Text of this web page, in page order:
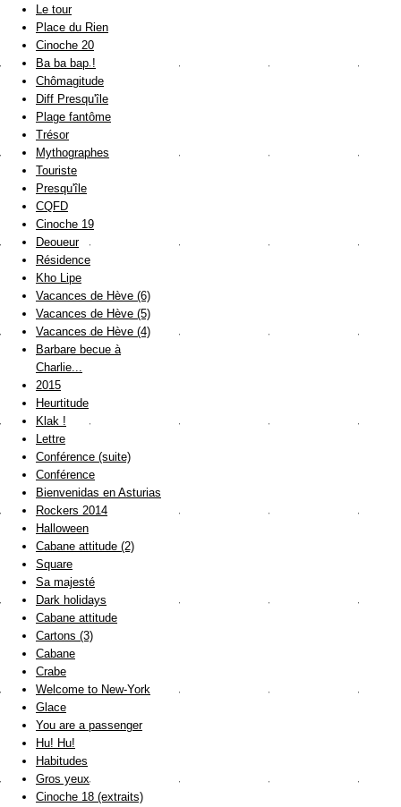
Le tour
Place du Rien
Cinoche 20
Ba ba bap !
Chômagitude
Diff Presqu'île
Plage fantôme
Trésor
Mythographes
Touriste
Presqu'île
CQFD
Cinoche 19
Deoueur
Résidence
Kho Lipe
Vacances de Hève (6)
Vacances de Hève (5)
Vacances de Hève (4)
Barbare becue à
Charlie...
2015
Heurtitude
Klak !
Lettre
Conférence (suite)
Conférence
Bienvenidas en Asturias
Rockers 2014
Halloween
Cabane attitude (2)
Square
Sa majesté
Dark holidays
Cabane attitude
Cartons (3)
Cabane
Crabe
Welcome to New-York
Glace
You are a passenger
Hu! Hu!
Habitudes
Gros yeux
Cinoche 18 (extraits)